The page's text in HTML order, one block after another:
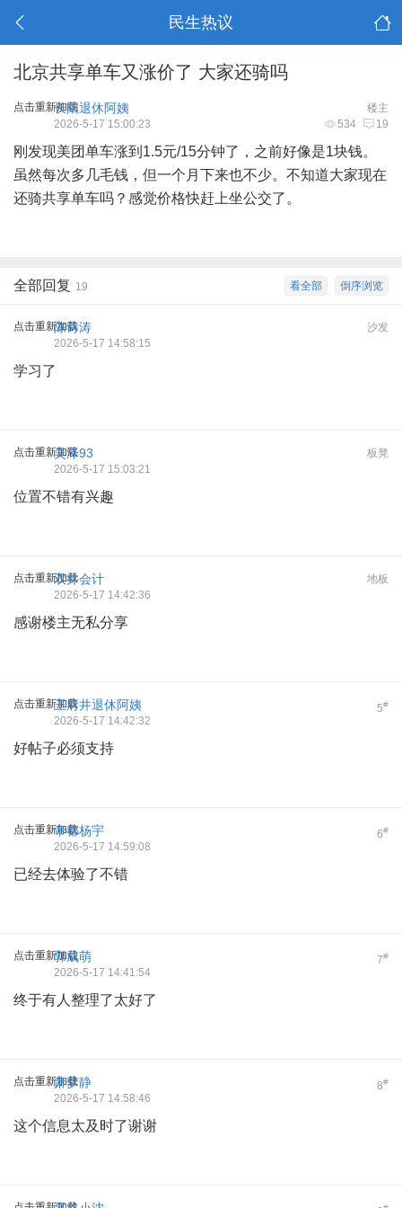
民生热议
北京共享单车又涨价了 大家还骑吗
点击重新加载 楼主
长阳退休阿姨
534 19
2026-5-17 15:00:23
刚发现美团单车涨到1.5元/15分钟了，之前好像是1块钱。
虽然每次多几毛钱，但一个月下来也不少。不知道大家现在
还骑共享单车吗？感觉价格快赶上坐公交了。
倒序浏览
看全部
全部回复 19
点击重新加载 沙发
陈诗涛
2026-5-17 14:58:15
学习了
点击重新加载 板凳
吴泽93
2026-5-17 15:03:21
位置不错有兴趣
点击重新加载 地板
双井会计
2026-5-17 14:42:36
感谢楼主无私分享
点击重新加载 5#
王府井退休阿姨
2026-5-17 14:42:32
好帖子必须支持
点击重新加载 6#
帝都杨宇
2026-5-17 14:59:08
已经去体验了不错
点击重新加载 7#
郭成萌
2026-5-17 14:41:54
终于有人整理了太好了
点击重新加载 8#
萧梦静
2026-5-17 14:58:46
这个信息太及时了谢谢